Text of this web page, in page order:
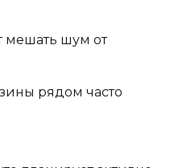
мешать шум от
рядом часто